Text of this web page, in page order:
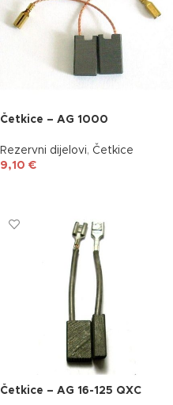
Četkice – AG 1000
Rezervni dijelovi, Četkice
9,10 €
Četkice – AG 16-125 QXC